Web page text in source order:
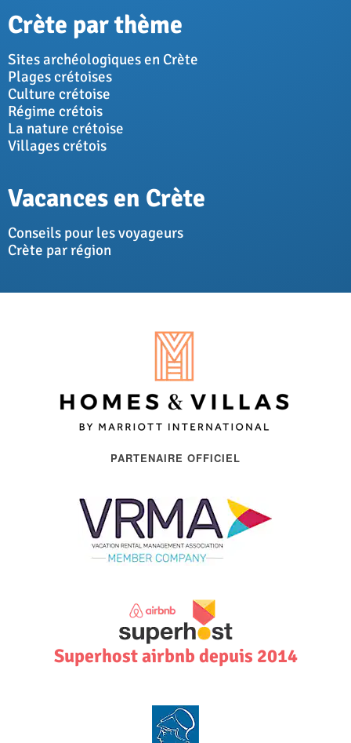
Crète par thème
Sites archéologiques en Crète
Plages crétoises
Culture crétoise
Régime crétois
La nature crétoise
Villages crétois
Vacances en Crète
Conseils pour les voyageurs
Crète par région
PARTENAIRE OFFICIEL
Superhost airbnb depuis 2014